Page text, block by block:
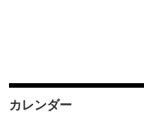
カレンダー